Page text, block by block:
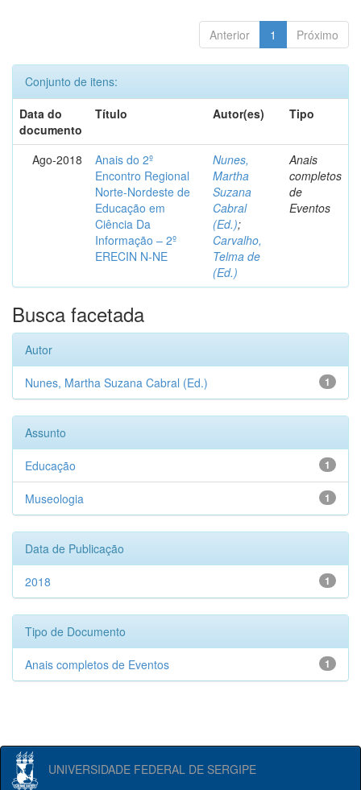
Anterior 1 Próximo
Conjunto de itens:
Data do
documento
Título Autor(es) Tipo
Ago-2018
Anais do 2º
Encontro Regional
Norte-Nordeste de
Educação em
Ciência Da
Informação – 2º
ERECIN N-NE
Nunes,
Martha
Suzana
Cabral
(Ed.);
Carvalho,
Telma de
(Ed.)
Anais
completos
de
Eventos
Busca facetada
Autor
1
Nunes, Martha Suzana Cabral (Ed.)
Assunto
1
Educação
1
Museologia
Data de Publicação
1
2018
Tipo de Documento
1
Anais completos de Eventos
UNIVERSIDADE FEDERAL DE SERGIPE